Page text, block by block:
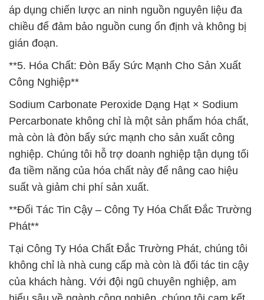
áp dụng chiến lược an ninh nguồn nguyên liệu đa
chiều để đảm bảo nguồn cung ổn định và không bị
gián đoạn.
**5. Hóa Chất: Đòn Bẩy Sức Mạnh Cho Sản Xuất
Công Nghiệp**
Sodium Carbonate Peroxide Dạng Hạt × Sodium
Percarbonate không chỉ là một sản phẩm hóa chất,
mà còn là đòn bẩy sức mạnh cho sản xuất công
nghiệp. Chúng tôi hỗ trợ doanh nghiệp tận dụng tối
đa tiềm năng của hóa chất này để nâng cao hiệu
suất và giảm chi phí sản xuất.
**Đối Tác Tin Cậy – Công Ty Hóa Chất Đắc Trường
Phát**
Tại Công Ty Hóa Chất Đắc Trường Phát, chúng tôi
không chỉ là nhà cung cấp mà còn là đối tác tin cậy
của khách hàng. Với đội ngũ chuyên nghiệp, am